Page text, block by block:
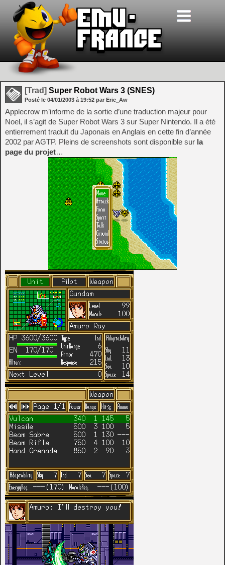
[Trad] Super Robot Wars 3 (SNES)
Posté le 04/01/2003 à 19:52 par Eric_Aw
Applecrow m’informe de la sortie d’une traduction majeur pour
Noel, il s’agit de Super Robot Wars 3 sur Super Nintendo. Il a été
entierrement traduit du Japonais en Anglais en cette fin d’année
2002 par AGTP. Pleins de screenshots sont disponible sur la
page du projet…